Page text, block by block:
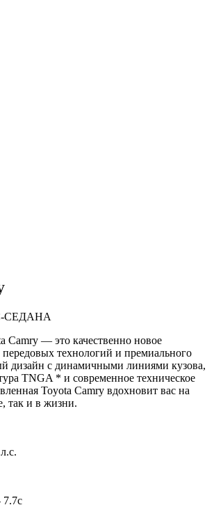
СЕДАНА
Camry — это качественно новое
технологий и премиального
дизайн с динамичными линиями кузова,
TNGA * и современное техническое
Toyota Camry вдохновит вас на
так и в жизни.
7.7с